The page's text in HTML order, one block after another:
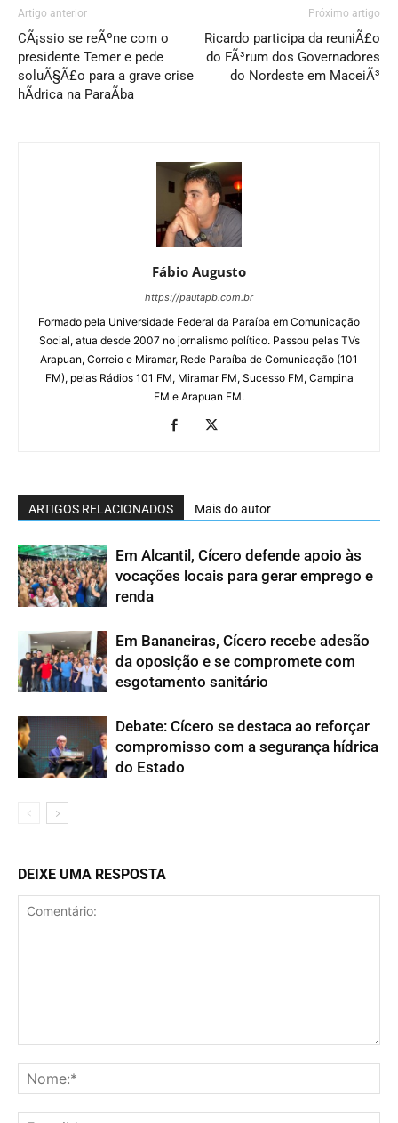
Artigo anterior
CÃ¡ssio se reÃºne com o
presidente Temer e pede
soluÃ§Ã£o para a grave crise
hÃ­drica na ParaÃ­ba
Próximo artigo
Ricardo participa da reuniÃ£o
do FÃ³rum dos Governadores
do Nordeste em MaceiÃ³
Fábio Augusto
https://pautapb.com.br
Formado pela Universidade Federal da Paraíba em Comunicação
Social, atua desde 2007 no jornalismo político. Passou pelas TVs
Arapuan, Correio e Miramar, Rede Paraíba de Comunicação (101
FM), pelas Rádios 101 FM, Miramar FM, Sucesso FM, Campina
FM e Arapuan FM.
ARTIGOS RELACIONADOS Mais do autor
Em Alcantil, Cícero defende apoio às
vocações locais para gerar emprego e
renda
Em Bananeiras, Cícero recebe adesão
da oposição e se compromete com
esgotamento sanitário
Debate: Cícero se destaca ao reforçar
compromisso com a segurança hídrica
do Estado
DEIXE UMA RESPOSTA